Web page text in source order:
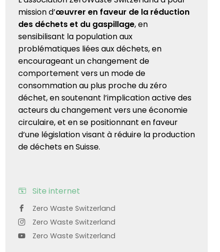
mission d’œuvrer en faveur de la réduction
des déchets et du gaspillage, en
sensibilisant la population aux
problématiques liées aux déchets, en
encourageant un changement de
comportement vers un mode de
consommation au plus proche du zéro
déchet, en soutenant l’implication active des
acteurs du changement vers une économie
circulaire, et en se positionnant en faveur
d’une législation visant à réduire la production
de déchets en Suisse.
Site internet
Zero Waste Switzerland
Zero Waste Switzerland
Zero Waste Switzerland